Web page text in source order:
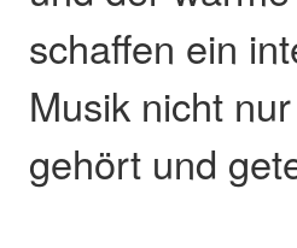
schaffen ein
Musik nicht
gehört und